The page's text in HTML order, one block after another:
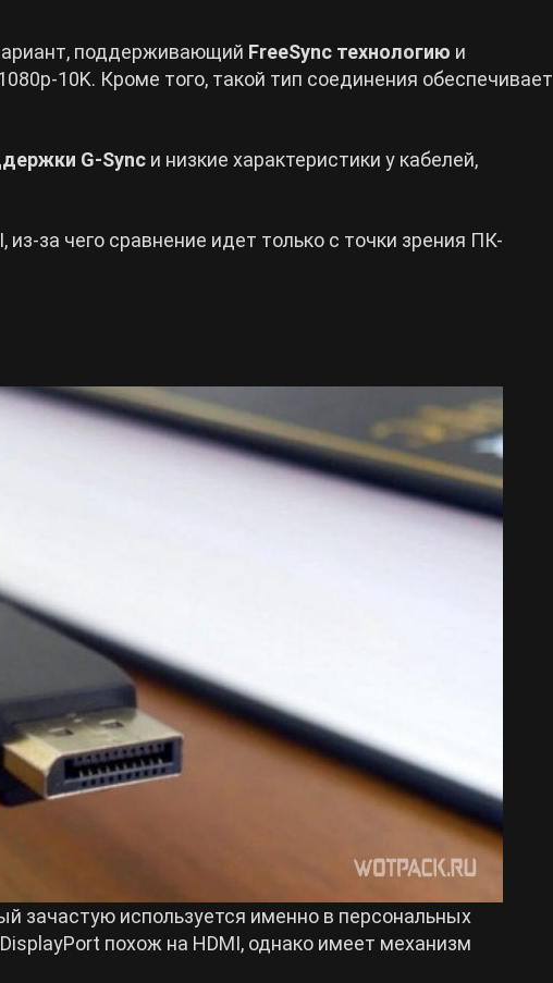
поддерживающий FreeSync технологию и
10K. Кроме того, такой тип соединения обеспечивает
G-Sync и низкие характеристики у кабелей,
за чего сравнение идет только с точки зрения ПК-
зачастую используется именно в персональных
похож на HDMI, однако имеет механизм